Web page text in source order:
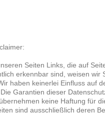
Seiten Links, die auf
erkennbar sind, weisen wir
haben keinerlei Einfluss auf
Garantien dieser
keine Haftung für
sind ausschließlich deren